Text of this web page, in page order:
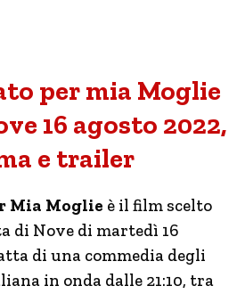
per mia Moglie
16 agosto 2022,
e trailer
Mia Moglie è il film scelto
di Nove di martedì 16
di una commedia degli
in onda dalle 21:10, tra